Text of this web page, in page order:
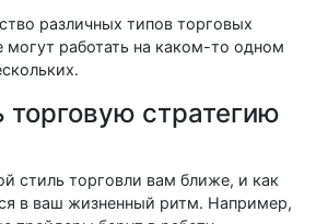
различных типов торговых
могут работать на каком-то одном
торговую стратегию
стиль торговли вам ближе, и как
в ваш жизненный ритм. Например,